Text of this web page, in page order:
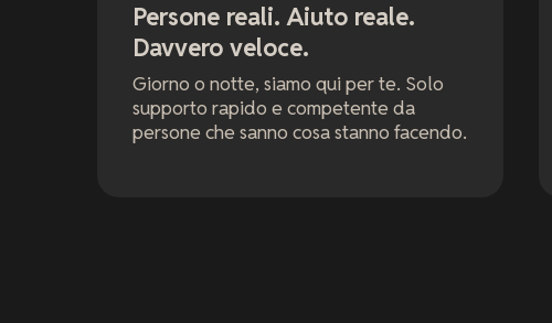
Persone reali. Aiuto reale.
Davvero veloce.
Giorno o notte, siamo qui per te. Solo
supporto rapido e competente da
persone che sanno cosa stanno facendo.